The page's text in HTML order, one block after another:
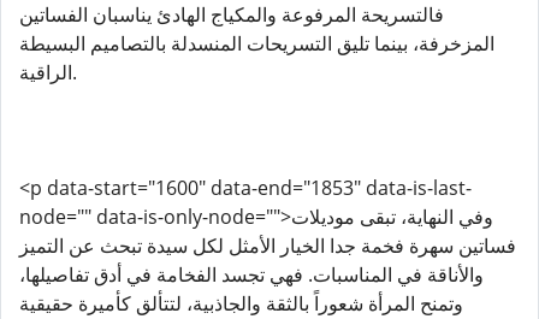
فالتسريحة المرفوعة والمكياج الهادئ يناسبان الفساتين
المزخرفة، بينما تليق التسريحات المنسدلة بالتصاميم البسيطة
الراقية.
<p data-start="1600" data-end="1853" data-is-last-
node="" data-is-only-node="">وفي النهاية، تبقى موديلات
فساتين سهرة فخمة جدا الخيار الأمثل لكل سيدة تبحث عن التميز
والأناقة في المناسبات. فهي تجسد الفخامة في أدق تفاصيلها،
وتمنح المرأة شعوراً بالثقة والجاذبية، لتتألق كأميرة حقيقية